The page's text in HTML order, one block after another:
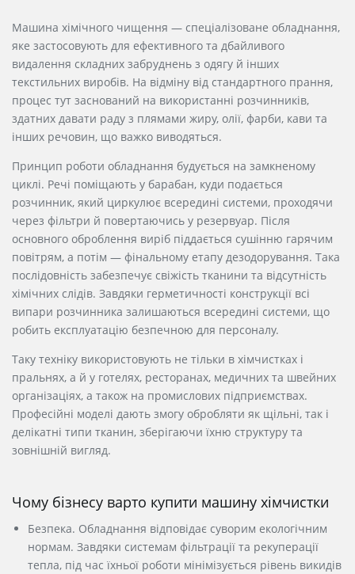
Машина хімічного чищення — спеціалізоване обладнання,
яке застосовують для ефективного та дбайливого
видалення складних забруднень з одягу й інших
текстильних виробів. На відміну від стандартного прання,
процес тут заснований на використанні розчинників,
здатних давати раду з плямами жиру, олії, фарби, кави та
інших речовин, що важко виводяться.
Принцип роботи обладнання будується на замкненому
циклі. Речі поміщають у барабан, куди подається
розчинник, який циркулює всередині системи, проходячи
через фільтри й повертаючись у резервуар. Після
основного оброблення виріб піддається сушінню гарячим
повітрям, а потім — фінальному етапу дезодорування. Така
послідовність забезпечує свіжість тканини та відсутність
хімічних слідів. Завдяки герметичності конструкції всі
випари розчинника залишаються всередині системи, що
робить експлуатацію безпечною для персоналу.
Таку техніку використовують не тільки в хімчистках і
пральнях, а й у готелях, ресторанах, медичних та швейних
організаціях, а також на промислових підприємствах.
Професійні моделі дають змогу обробляти як щільні, так і
делікатні типи тканин, зберігаючи їхню структуру та
зовнішній вигляд.
Чому бізнесу варто купити машину хімчистки
Безпека. Обладнання відповідає суворим екологічним
нормам. Завдяки системам фільтрації та рекуперації
тепла, під час їхньої роботи мінімізується рівень викидів